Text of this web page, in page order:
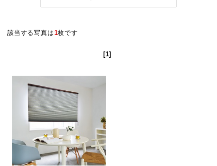
該当する写真は1枚です
[1]